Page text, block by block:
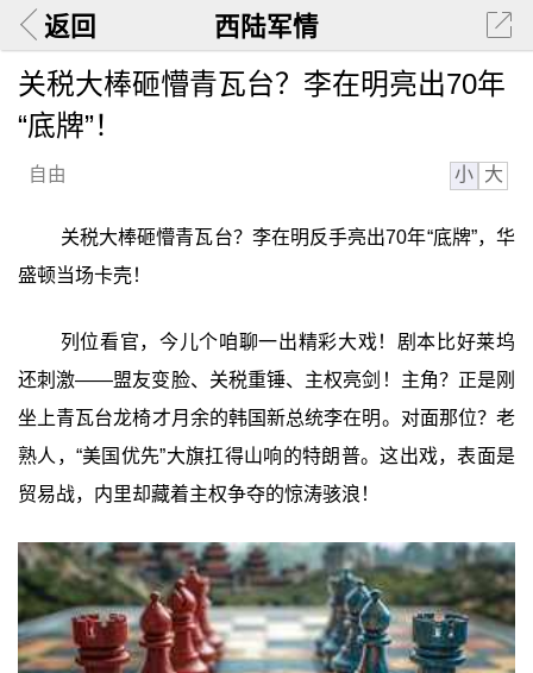
返回 西陆军情
关税大棒砸懵青瓦台？李在明亮出70年
“底牌”！
自由 小 大
关税大棒砸懵青瓦台？李在明反手亮出70年“底牌”，华
盛顿当场卡壳！
列位看官，今儿个咱聊一出精彩大戏！剧本比好莱坞
还刺激——盟友变脸、关税重锤、主权亮剑！主角？正是刚
坐上青瓦台龙椅才月余的韩国新总统李在明。对面那位？老
熟人，“美国优先”大旗扛得山响的特朗普。这出戏，表面是
贸易战，内里却藏着主权争夺的惊涛骇浪！